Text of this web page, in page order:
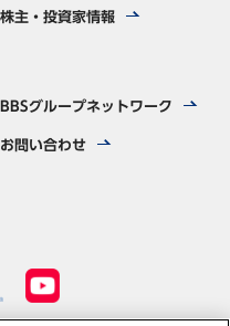
株主・投資家情報
BBSグループネットワーク
お問い合わせ